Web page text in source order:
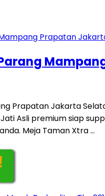
Prapatan Jakarta
Asli premium siap
Meja Taman Xtra …